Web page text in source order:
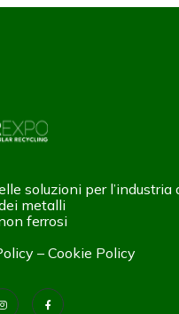
soluzioni per l’industria
metalli
ferrosi
–Cookie Policy